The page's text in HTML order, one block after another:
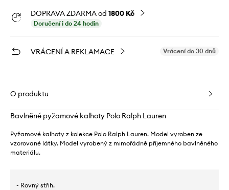
DOPRAVA ZDARMA od 1800 Kč
Doručení i do 24 hodin
VRÁCENÍ A REKLAMACE Vrácení do 30 dnů
O produktu
Bavlněné pyžamové kalhoty Polo Ralph Lauren
Pyžamové kalhoty z kolekce Polo Ralph Lauren. Model vyroben ze
vzorované látky. Model vyrobený z mimořádně příjemného bavlněného
materiálu.
- Rovný střih.